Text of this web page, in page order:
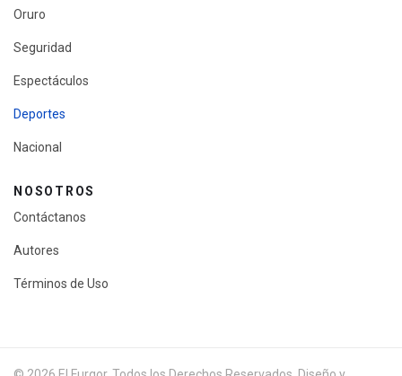
Oruro
Seguridad
Espectáculos
Deportes
Nacional
NOSOTROS
Contáctanos
Autores
Términos de Uso